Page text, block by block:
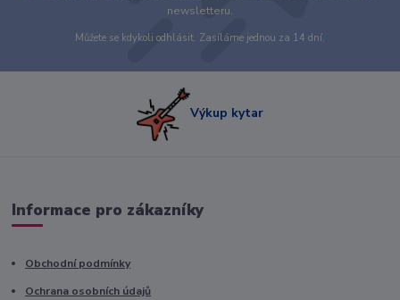
newsletteru.
Můžete se kdykoli odhlásit. Zasíláme jednou za 14 dní.
Výkup kytar
Informace pro zákazníky
Obchodní podmínky
Ochrana osobních údajů